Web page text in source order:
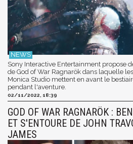
Sony Interactive Entertainment propose
de God of War Ragnarök dans laquelle
Monica Studio mettent en avant le
pendant l'aventure.
02/11/2022, 18:39
GOD OF WAR RAGNARÖK :
ET S'ENTOURE DE JOHN
JAMES